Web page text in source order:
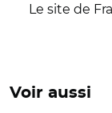
Le site de
Voir aussi